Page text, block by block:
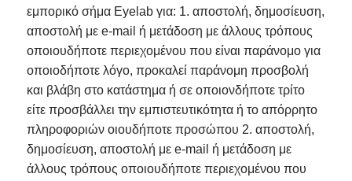
εμπορικό σήμα Eyelab για: 1. αποστολή, δημοσίευση,
αποστολή με e-mail ή μετάδοση με άλλους τρόπους
οποιουδήποτε περιεχομένου που είναι παράνομο για
οποιοδήποτε λόγο, προκαλεί παράνομη προσβολή
και βλάβη στο κατάστημα ή σε οποιονδήποτε τρίτο
είτε προσβάλλει την εμπιστευτικότητα ή το απόρρητο
πληροφοριών οιουδήποτε προσώπου 2. αποστολή,
δημοσίευση, αποστολή με e-mail ή μετάδοση με
άλλους τρόπους οποιουδήποτε περιεχομένου που